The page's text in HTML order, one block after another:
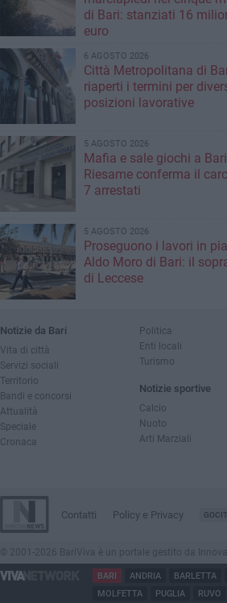
di Bari: stanziati 16
euro
6 AGOSTO 2026
Città Metropolitana di
riaperti i termini per
posizioni lavorative
5 AGOSTO 2026
Mafia e sale giochi a
Riesame conferma il
7 arrestati
5 AGOSTO 2026
Proseguono i lavori in
Aldo Moro di Bari: il
di Leccese
Notizie da Bari
Vita di città
Servizi sociali
Territorio
Bandi e concorsi
Attualità
Speciale
Cronaca
Politica
Enti locali
Turismo
Notizie sportive
Calcio
Nuoto
Arti Marziali
Contatti Policy e Privacy
© 2001-2026 BariViva è un portale gestito da
BARI ANDRIA BARLETTA
MOLFETTA
PUGLIA RUVO